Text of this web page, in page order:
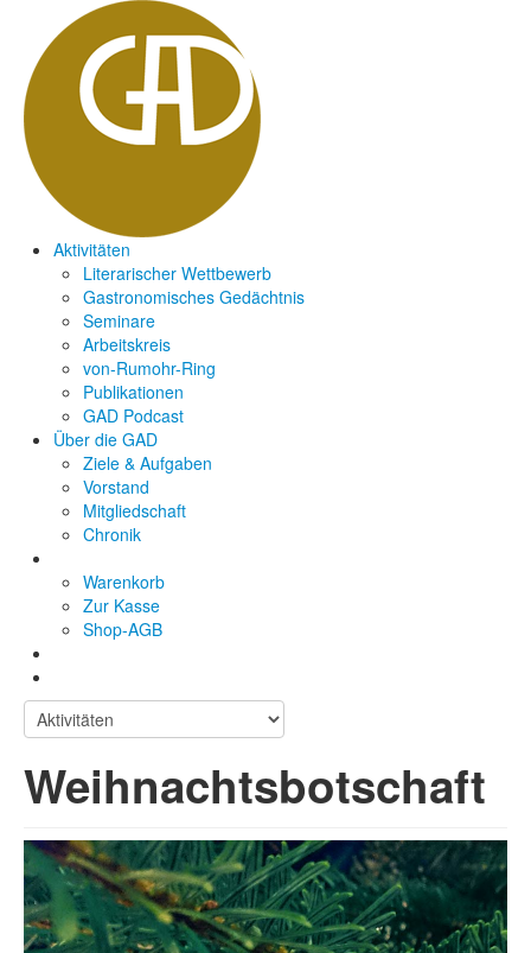
Aktivitäten
Literarischer Wettbewerb
Gastronomisches Gedächtnis
Seminare
Arbeitskreis
von-Rumohr-Ring
Publikationen
GAD Podcast
Über die GAD
Ziele & Aufgaben
Vorstand
Mitgliedschaft
Chronik
Warenkorb
Zur Kasse
Shop-AGB
Weihnachtsbotschaft